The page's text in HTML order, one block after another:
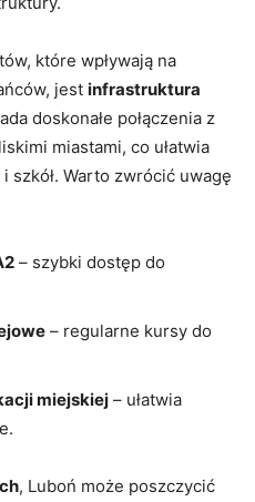
które wpływają na
jest infrastruktura
doskonałe połączenia z
miastami, co ułatwia
szkół. Warto zwrócić uwagę
– szybki dostęp do
– regularne kursy do
miejskiej – ułatwia
, Luboń może poszczycić